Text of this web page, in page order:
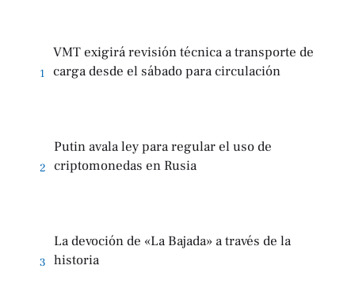
1
VMT exigirá revisión técnica a transporte de
carga desde el sábado para circulación
2
Putin avala ley para regular el uso de
criptomonedas en Rusia
3
La devoción de «La Bajada» a través de la
historia